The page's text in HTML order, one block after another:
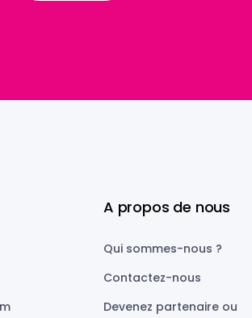
A propos de nous
Qui sommes-nous ?
Contactez-nous
Devenez partenaire ou